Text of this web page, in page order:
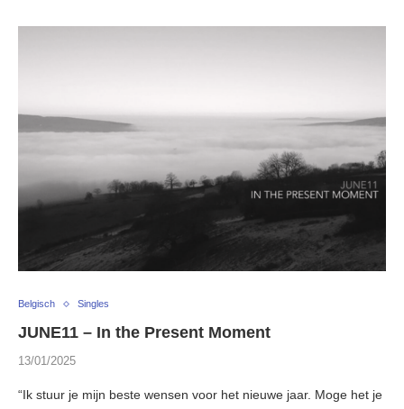
Belgisch Singles
JUNE11 – In the Present Moment
13/01/2025
“Ik stuur je mijn beste wensen voor het nieuwe jaar. Moge het je